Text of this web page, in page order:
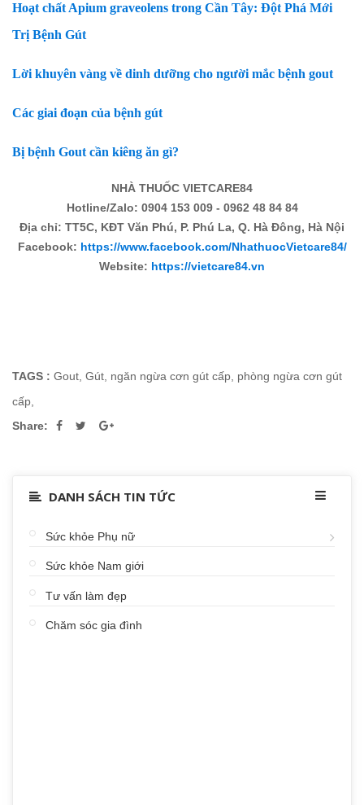
Hoạt chất Apium graveolens trong Cần Tây: Đột Phá Mới
Trị Bệnh Gút
Lời khuyên vàng về dinh dưỡng cho người mắc bệnh gout
Các giai đoạn của bệnh gút
Bị bệnh Gout cần kiêng ăn gì?
NHÀ THUỐC VIETCARE84
Hotline/Zalo: 0904 153 009 - 0962 48 84 84
Địa chỉ: TT5C, KĐT Văn Phú, P. Phú La, Q. Hà Đông, Hà Nội
Facebook: https://www.facebook.com/NhathuocVietcare84/
Website: https://vietcare84.vn
TAGS : Gout, Gút, ngăn ngừa cơn gút cấp, phòng ngừa cơn gút
cấp,
Share:
DANH SÁCH TIN TỨC
Sức khỏe Phụ nữ
Sức khỏe Nam giới
Tư vấn làm đẹp
Chăm sóc gia đình